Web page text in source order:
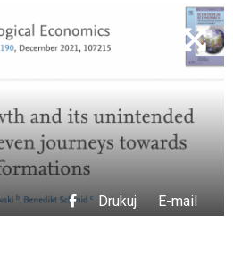
Drukuj E-mail